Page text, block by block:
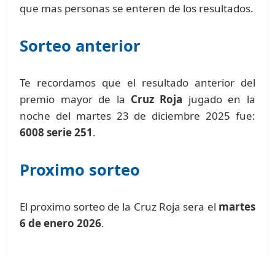
que mas personas se enteren de los resultados.
Sorteo anterior
Te recordamos que el resultado anterior del
premio mayor de la Cruz Roja jugado en la
noche del martes 23 de diciembre 2025 fue:
6008 serie 251.
Proximo sorteo
El proximo sorteo de la Cruz Roja sera el martes
6 de enero 2026.